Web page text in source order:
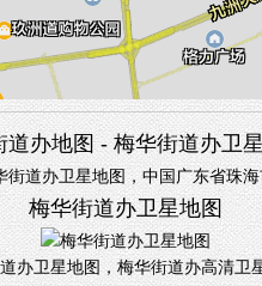
道办地图 - 梅华街道办卫
道办卫星地图，中国广东省珠
梅华街道办卫星地图
办卫星地图，梅华街道办高清卫